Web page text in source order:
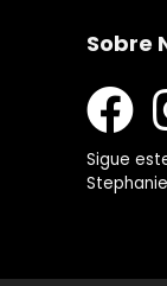
Sobre
Sigue
Stephanie